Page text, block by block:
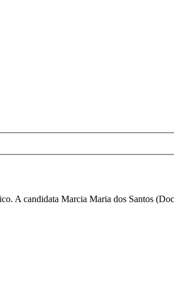
A candidata Marcia Maria dos Santos